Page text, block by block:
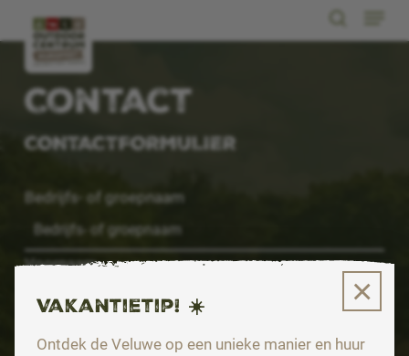
to
content
search
Menu
Contact
CONTACTFORMULIER
Bedrijfs- of groepnaam
Voornaam
×
Vakantietip! ☀️
Ontdek de Veluwe op een unieke manier en huur